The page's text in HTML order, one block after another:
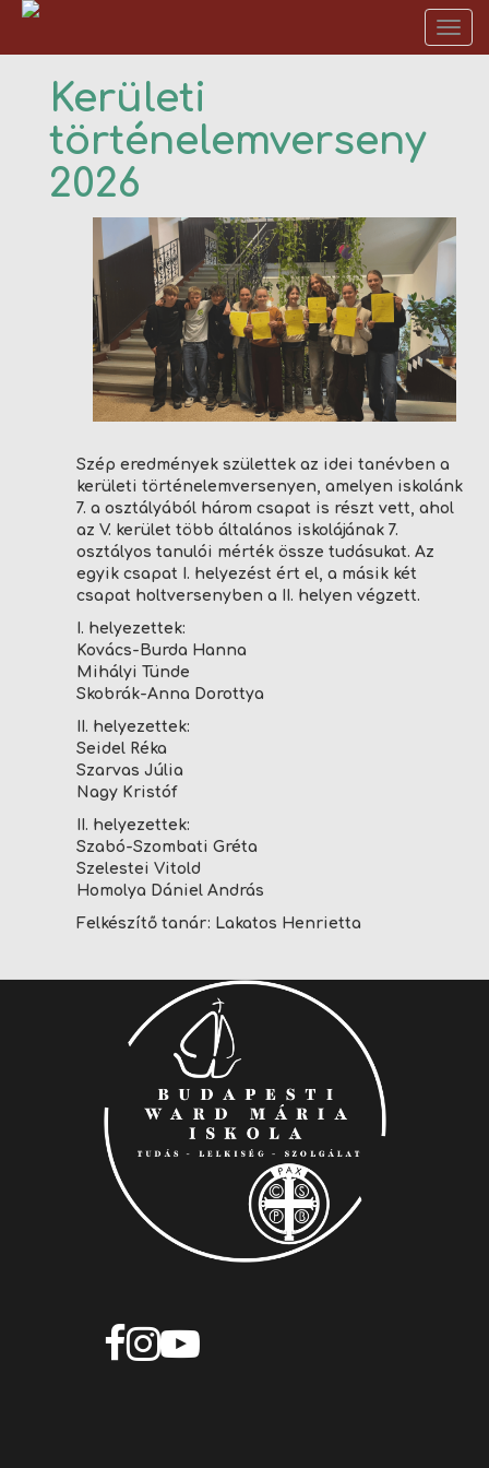
ISKOLÁNKRÓL
FELVÉTELI
TANÁRAINK
ALAPÍTVÁNYUNK
WARD SHOP
HELYETTESÍTÉS
ÖKOISKOLA
TEREMBÉRLÉS
Kerületi
történelemverseny
2026
Szép eredmények születtek az idei tanévben a
kerületi történelemversenyen, amelyen iskolánk
7. a osztályából három csapat is részt vett, ahol
az V. kerület több általános iskolájának 7.
osztályos tanulói mérték össze tudásukat. Az
egyik csapat I. helyezést ért el, a másik két
csapat holtversenyben a II. helyen végzett.
I. helyezettek:
Kovács-Burda Hanna
Mihályi Tünde
Skobrák-Anna Dorottya
II. helyezettek:
Seidel Réka
Szarvas Júlia
Nagy Kristóf
II. helyezettek:
Szabó-Szombati Gréta
Szelestei Vitold
Homolya Dániel András
Felkészítő tanár: Lakatos Henrietta